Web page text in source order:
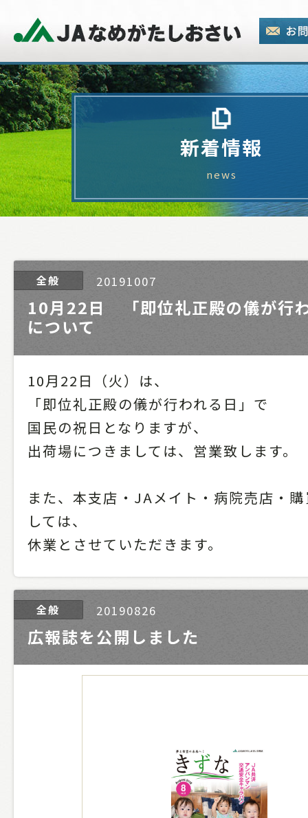
新着情報
news
20191007
全般
10月22日 「即位礼正殿の儀が
について
10月22日（火）は、
「即位礼正殿の儀が行われる日」で
国民の祝日となりますが、
出荷場につきましては、営業致します。
また、本支店・JAメイト・病院売店・
しては、
休業とさせていただきます。
20190826
全般
広報誌を公開しました